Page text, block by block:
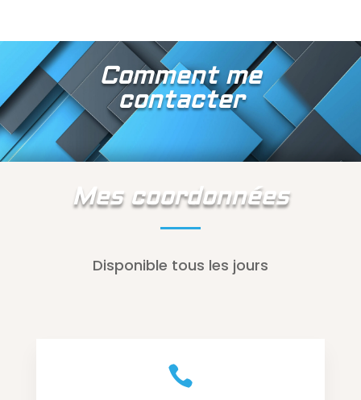
Comment me
contacter
Mes coordonnées
Disponible tous les jours
